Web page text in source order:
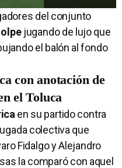
del conjunto
jugando de lujo que
el balón al fondo
con anotación de
el Toluca
en su partido contra
colectiva que
Fidalgo y Alejandro
la comparó con aquel